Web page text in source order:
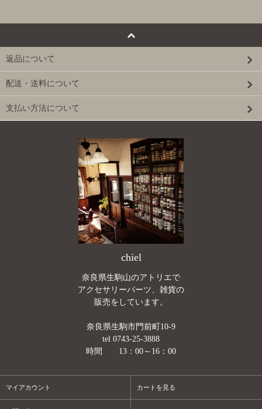
返品について
配送・送料について
支払い方法について
chiel
奈良県生駒山のアトリエで
アクセサリーパーツ、雑貨の
販売をしています。
奈良県生駒市門前町10-9
tel 0743-25-3888
時間 13：00～16：00
マイアカウント カートを見る